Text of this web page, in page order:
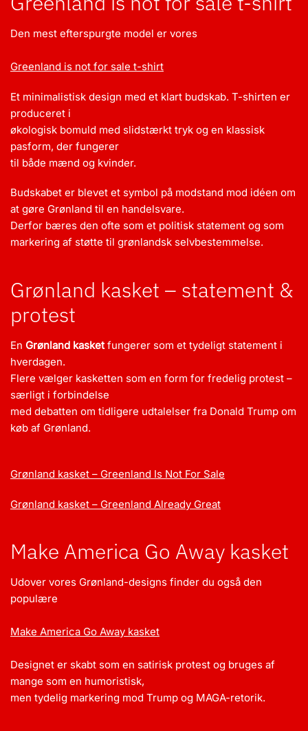
Den mest efterspurgte model er vores
Greenland is not for sale t-shirt
Et minimalistisk design med et klart budskab. T-shirten er
produceret i
økologisk bomuld med slidstærkt tryk og en klassisk
pasform, der fungerer
til både mænd og kvinder.
Budskabet er blevet et symbol på modstand mod idéen om
at gøre Grønland til en handelsvare.
Derfor bæres den ofte som et politisk statement og som
markering af støtte til grønlandsk selvbestemmelse.
Grønland kasket – statement &
protest
En Grønland kasketfungerer som et tydeligt statement i
hverdagen.
Flere vælger kasketten som en form for fredelig protest –
særligt i forbindelse
med debatten om tidligere udtalelser fra Donald Trump om
køb af Grønland.
Grønland kasket – Greenland Is Not For Sale
Grønland kasket – Greenland Already Great
Make America Go Away kasket
Udover vores Grønland-designs finder du også den
populære
Make America Go Away kasket
Designet er skabt som en satirisk protest og bruges af
mange som en humoristisk,
men tydelig markering mod Trump og MAGA-retorik.